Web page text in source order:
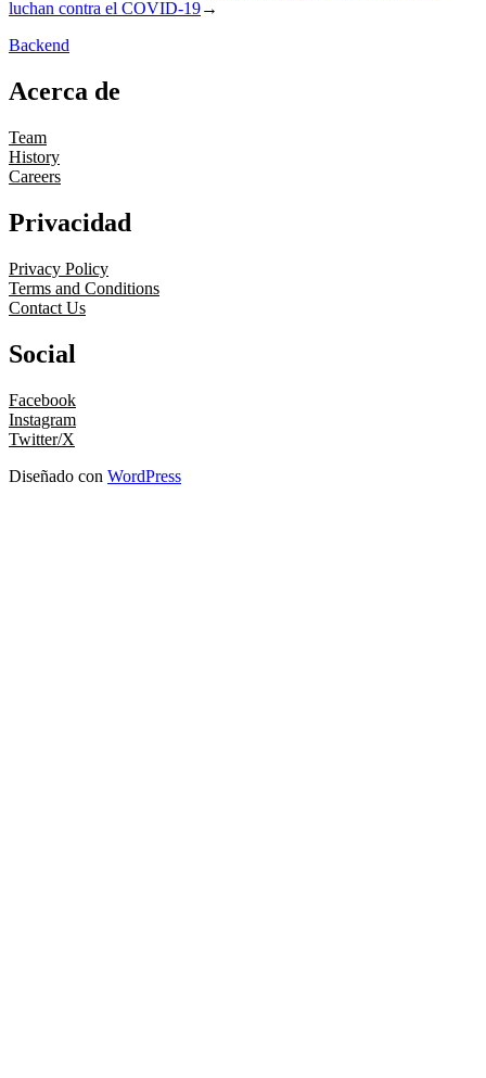
luchan contra el COVID-19→
Backend
Acerca de
Team
History
Careers
Privacidad
Privacy Policy
Terms and Conditions
Contact Us
Social
Facebook
Instagram
Twitter/X
Diseñado con WordPress